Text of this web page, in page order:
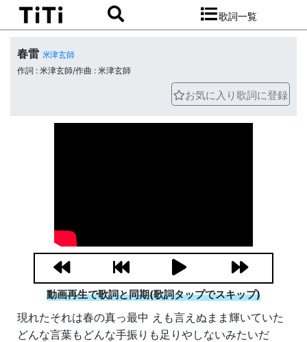
歌詞一覧
春雷 米津玄師
作詞 : 米津玄師/作曲 : 米津玄師
お気に入り歌詞に登録
動画再生で歌詞と同期(歌詞タップでスキップ)
現れたそれは春の真っ最中 えも言えぬまま輝いていた
どんな言葉もどんな手振りも足りやしないみたいだ